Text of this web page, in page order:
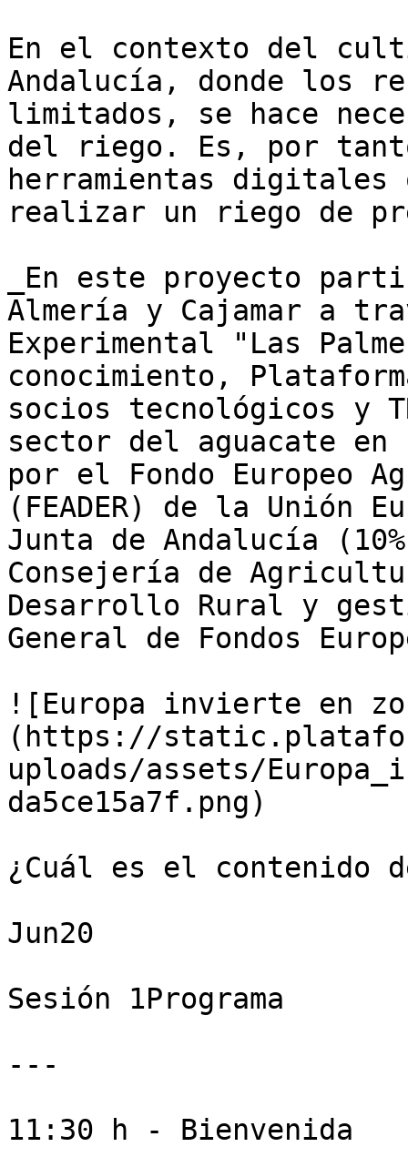
En el contexto del
Andalucía, donde los
limitados, se hace
del riego. Es, por
herramientas
realizar un riego de
_En este proyecto
Almería y Cajamar a
Experimental "Las
conocimiento,
socios tecnológicos y
sector del aguacate en
por el Fondo Europeo
(FEADER) de la Unión
Junta de Andalucía
Consejería de
Desarrollo Rural y
General de Fondos
![Europa invierte en
(https://
uploads/assets/
da5ce15a7f.png)
¿Cuál es el contenido
Jun20
Sesión 1Programa
---
11:30 h - Bienvenida